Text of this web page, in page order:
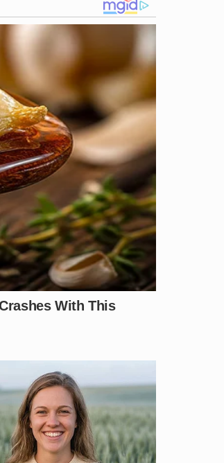
sobre seu paradeiro. Também não
com a falta de segurança do local e